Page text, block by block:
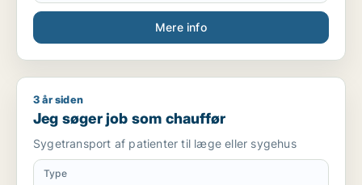
Mere info
Jeg søger job som chauffør
3 år siden
Jeg søger job som chauffør
Sygetransport af patienter til læge eller sygehus
Type